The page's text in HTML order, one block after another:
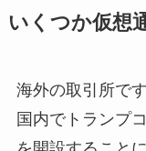
いくつか仮想
海外の取引所で
国内でトランプ